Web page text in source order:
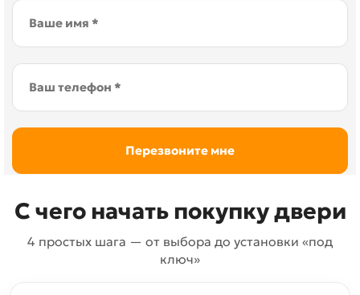
С чего начать покупку двери
4 простых шага — от выбора до установки «под
ключ»